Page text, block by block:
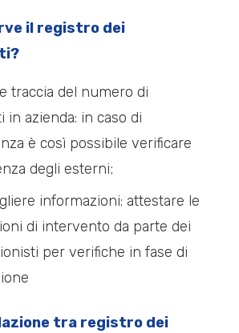
il registro dei
traccia del numero di
in azienda: in caso di
è così possibile verificare
degli esterni;
informazioni: attestare le
di intervento da parte dei
per verifiche in fase di
tra registro dei